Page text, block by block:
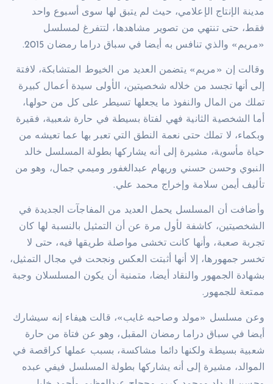
مدينة الإنتاج الإعلامي، حيث لم يتبق لها سوى أسبوع واحد
فقط، حتى تنتهي من تصوير مشاهدها، لتتفرغ لمسلسل
«مريم» والذي تنافس به أيضا في سباق دراما رمضان 2015.
وقالت إن «مريم» يتضمن العديد من الخيوط المتشابكة، لافتة
إلى أنها تجسد من خلاله شخصيتين، الأولى سيدة أعمال كبيرة
تملك من المال والنفوذ ما يجعلها تسيطر على كل من حولها،
أما الشخصية الثانية فهي لفتاة بسيطة في حارة شعبية، فقيرة
وبكماء، لا تملك حتى نعمة النطق التي تعبر بها عما تعيشه من
حياة مأسوية، مشيرة إلى أنه يشاركها بطولة المسلسل خالد
النبوي وحسن حسني وريهام عبدالغفور وميمي جمال، وهو من
تأليف أيمن سلامة وإخراج محمد علي.
وأضافت أن المسلسل يحمل العديد من المفاجآت الجديدة في
الشخصيتين، كاشفة لأول مرة عن أن التمثيل بالنسبة لها كان
تجربة صعبة، وأنها كانت تخشى مواصلة طريقها فيه، حتى لا
تخسر جمهورها، إلا أنها أثبتت العكس ونجحت في مجال التمثيل،
بشهادة الجمهور والنقاد أيضا، متمنية أن يكون المسلسلان وجبة
ممتعة للجمهور.
وعن مسلسل «مولد وصاحبه غايب»، قالت هيفاء إنه سيشارك
أيضا في سباق دراما رمضان المقبل، وهو عن فتاة من حارة
شعبية بسيطة ولكنها دائما مشاكسة، بسبب عملها كراقصة في
الموالد، مشيرة إلى أنه يشاركها بطولة المسلسل فيفي عبده